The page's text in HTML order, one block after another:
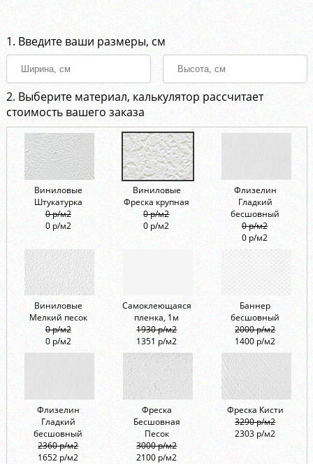
1. Введите ваши размеры, см
2. Выберите материал, калькулятор рассчитает
стоимость вашего заказа
Виниловые
Штукатурка
0 р/м2
0 р/м2
Виниловые
Фреска крупная
0 р/м2
0 р/м2
Флизелин
Гладкий
бесшовный
0 р/м2
0 р/м2
Виниловые
Мелкий песок
0 р/м2
0 р/м2
Самоклеющаяся
пленка, 1м
1930 р/м2
1351 р/м2
Баннер
бесшовный
2000 р/м2
1400 р/м2
Флизелин
Гладкий
бесшовный
2360 р/м2
1652 р/м2
Фреска
Бесшовная
Песок
3000 р/м2
2100 р/м2
Фреска Кисти
3290 р/м2
2303 р/м2